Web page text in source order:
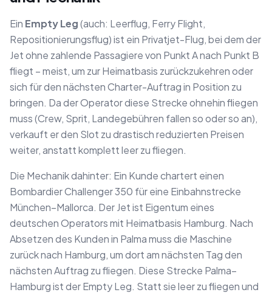
Ein Empty Leg(auch: Leerflug, Ferry Flight,
Repositionierungsflug) ist ein Privatjet-Flug, bei dem der
Jet ohne zahlende Passagiere von Punkt A nach Punkt B
fliegt – meist, um zur Heimatbasis zurückzukehren oder
sich für den nächsten Charter-Auftrag in Position zu
bringen. Da der Operator diese Strecke ohnehin fliegen
muss (Crew, Sprit, Landegebühren fallen so oder so an),
verkauft er den Slot zu drastisch reduzierten Preisen
weiter, anstatt komplett leer zu fliegen.
Die Mechanik dahinter: Ein Kunde chartert einen
Bombardier Challenger 350 für eine Einbahnstrecke
München–Mallorca. Der Jet ist Eigentum eines
deutschen Operators mit Heimatbasis Hamburg. Nach
Absetzen des Kunden in Palma muss die Maschine
zurück nach Hamburg, um dort am nächsten Tag den
nächsten Auftrag zu fliegen. Diese Strecke Palma–
Hamburg ist der Empty Leg. Statt sie leer zu fliegen und